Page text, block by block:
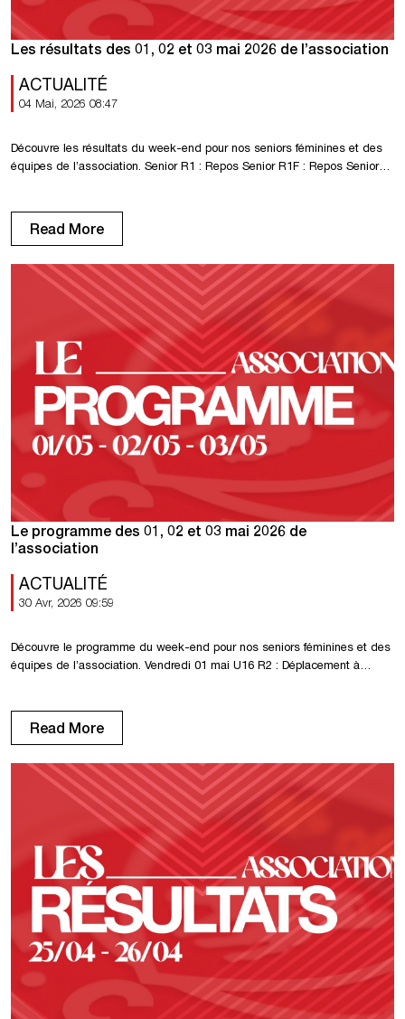
Les résultats des 01, 02 et 03 mai 2026 de l’association
ACTUALITÉ
04 Mai, 2026 08:47
Découvre les résultats du week-end pour nos seniors féminines et des
équipes de l’association. Senior R1 : Repos Senior R1F : Repos Senior
contre La Maladrerie 2-2 […]
Read More
Le programme des 01, 02 et 03 mai 2026 de
l’association
ACTUALITÉ
30 Avr, 2026 09:59
Découvre le programme du week-end pour nos seniors féminines et des
équipes de l’association. Vendredi 01 mai U16 R2 : Déplacement à
13h00. U14 R1 : Réception de Mondeville à […]
Read More